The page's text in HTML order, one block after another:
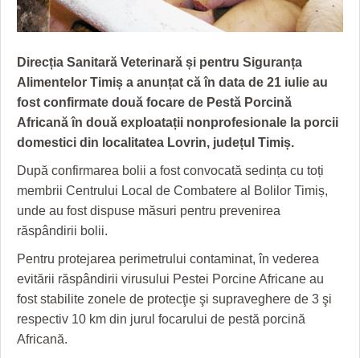
GRĂDINA TAICII DOMNULUI
ZIARISTU’ DE TERASĂ
CU OIŞTEA-N KIERKEGAARD
FINANŢĂRI DE LA A LA Z
PE SURSE
CRONICĂ DE FILM
UNDE MERGEM
FILME DOCUMENTARE
CLIPURI VIDEO
JOCURI ONLINE
ACCIDENTE
ANUNŢURI
INFO SI UTILE
CULTURA
INVATAMANT
JUSTITIE
CLIPURI VIDEO
JOCURI ONLINE
DIVERSE
FARMACII DIN TIMIŞOARA
Direcția Sanitară Veterinară și pentru Siguranța
Alimentelor Timiș a anunțat că în data de 21 iulie au
fost confirmate două focare de Pestă Porcină
Africană în două exploatații nonprofesionale la porcii
domestici din localitatea Lovrin, județul Timiș.
După confirmarea bolii a fost convocată sedința cu toți
membrii Centrului Local de Combatere al Bolilor Timiș,
unde au fost dispuse măsuri pentru prevenirea
răspândirii bolii.
Pentru protejarea perimetrului contaminat, în vederea
evitării răspândirii virusului Pestei Porcine Africane au
fost stabilite zonele de protecţie şi supraveghere de 3 şi
respectiv 10 km din jurul focarului de pestă porcină
Africană.